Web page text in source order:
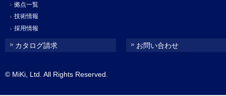
拠点一覧
技術情報
採用情報
カタログ請求 お問い合わせ
© MiKi, Ltd. All Rights Reserved.